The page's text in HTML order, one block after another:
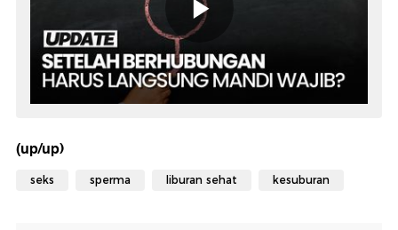
(up/up)
seks sperma liburan sehat kesuburan